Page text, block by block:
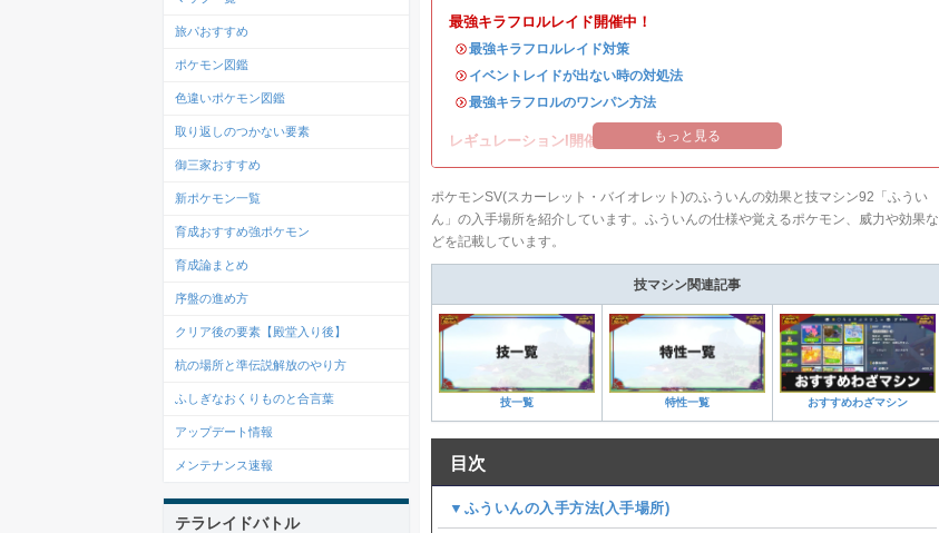
最強キラフロルレイド開催中！
・最強キラフロルレイド対策
・ イベントレイドが出ない時の対処法
・最強キラフロルのワンパン方法
レギュレーションI開催中！ もっと見る
ポケモンSV(スカーレット・バイオレット)のふういんの効果と技マシン92「ふうい
ん」の入手場所を紹介しています。ふういんの仕様や覚えるポケモン、威力や効果な
どを記載しています。
技マシン関連記事
技一覧 特性一覧 おすすめわざマシン
目次
▼ふういんの入手方法(入手場所)
旅パおすすめ
ポケモン図鑑
色違いポケモン図鑑
取り返しのつかない要素
御三家おすすめ
新ポケモン一覧
育成おすすめ強ポケモン
育成論まとめ
序盤の進め方
クリア後の要素【殿堂入り後】
杭の場所と準伝説解放のやり方
ふしぎなおくりものと合言葉
アップデート情報
メンテナンス速報
テラレイドバトル